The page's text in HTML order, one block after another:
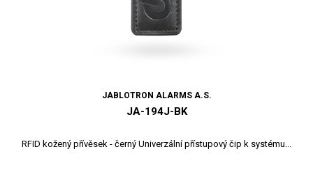
JABLOTRON ALARMS A.S.
JA-194J-BK
RFID kožený přívěsek - černý Univerzální přístupový čip k systému...